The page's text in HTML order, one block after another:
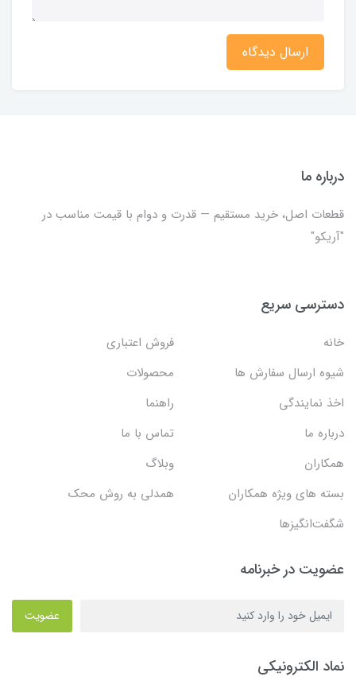
ارسال دیدگاه
درباره ما
قطعات اصل، خرید مستقیم — قدرت و دوام با قیمت مناسب در
"آریکو"
دسترسی سریع
خانه
فروش اعتباری
شیوه ارسال سفارش ها
محصولات
اخذ نمایندگی
راهنما
درباره ما
تماس با ما
همکاران
وبلاگ
بسته های ویژه همکاران
همدلی به روش محک
شگفت‌انگیزها
عضویت در خبرنامه
عضویت
نماد الکترونیکی